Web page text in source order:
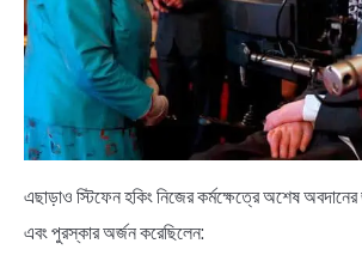
এছাড়াও স্টিফেন হকিং নিজের কর্মক্ষেত্রে অশেষ
এবং পুরস্কার অর্জন করেছিলেন: